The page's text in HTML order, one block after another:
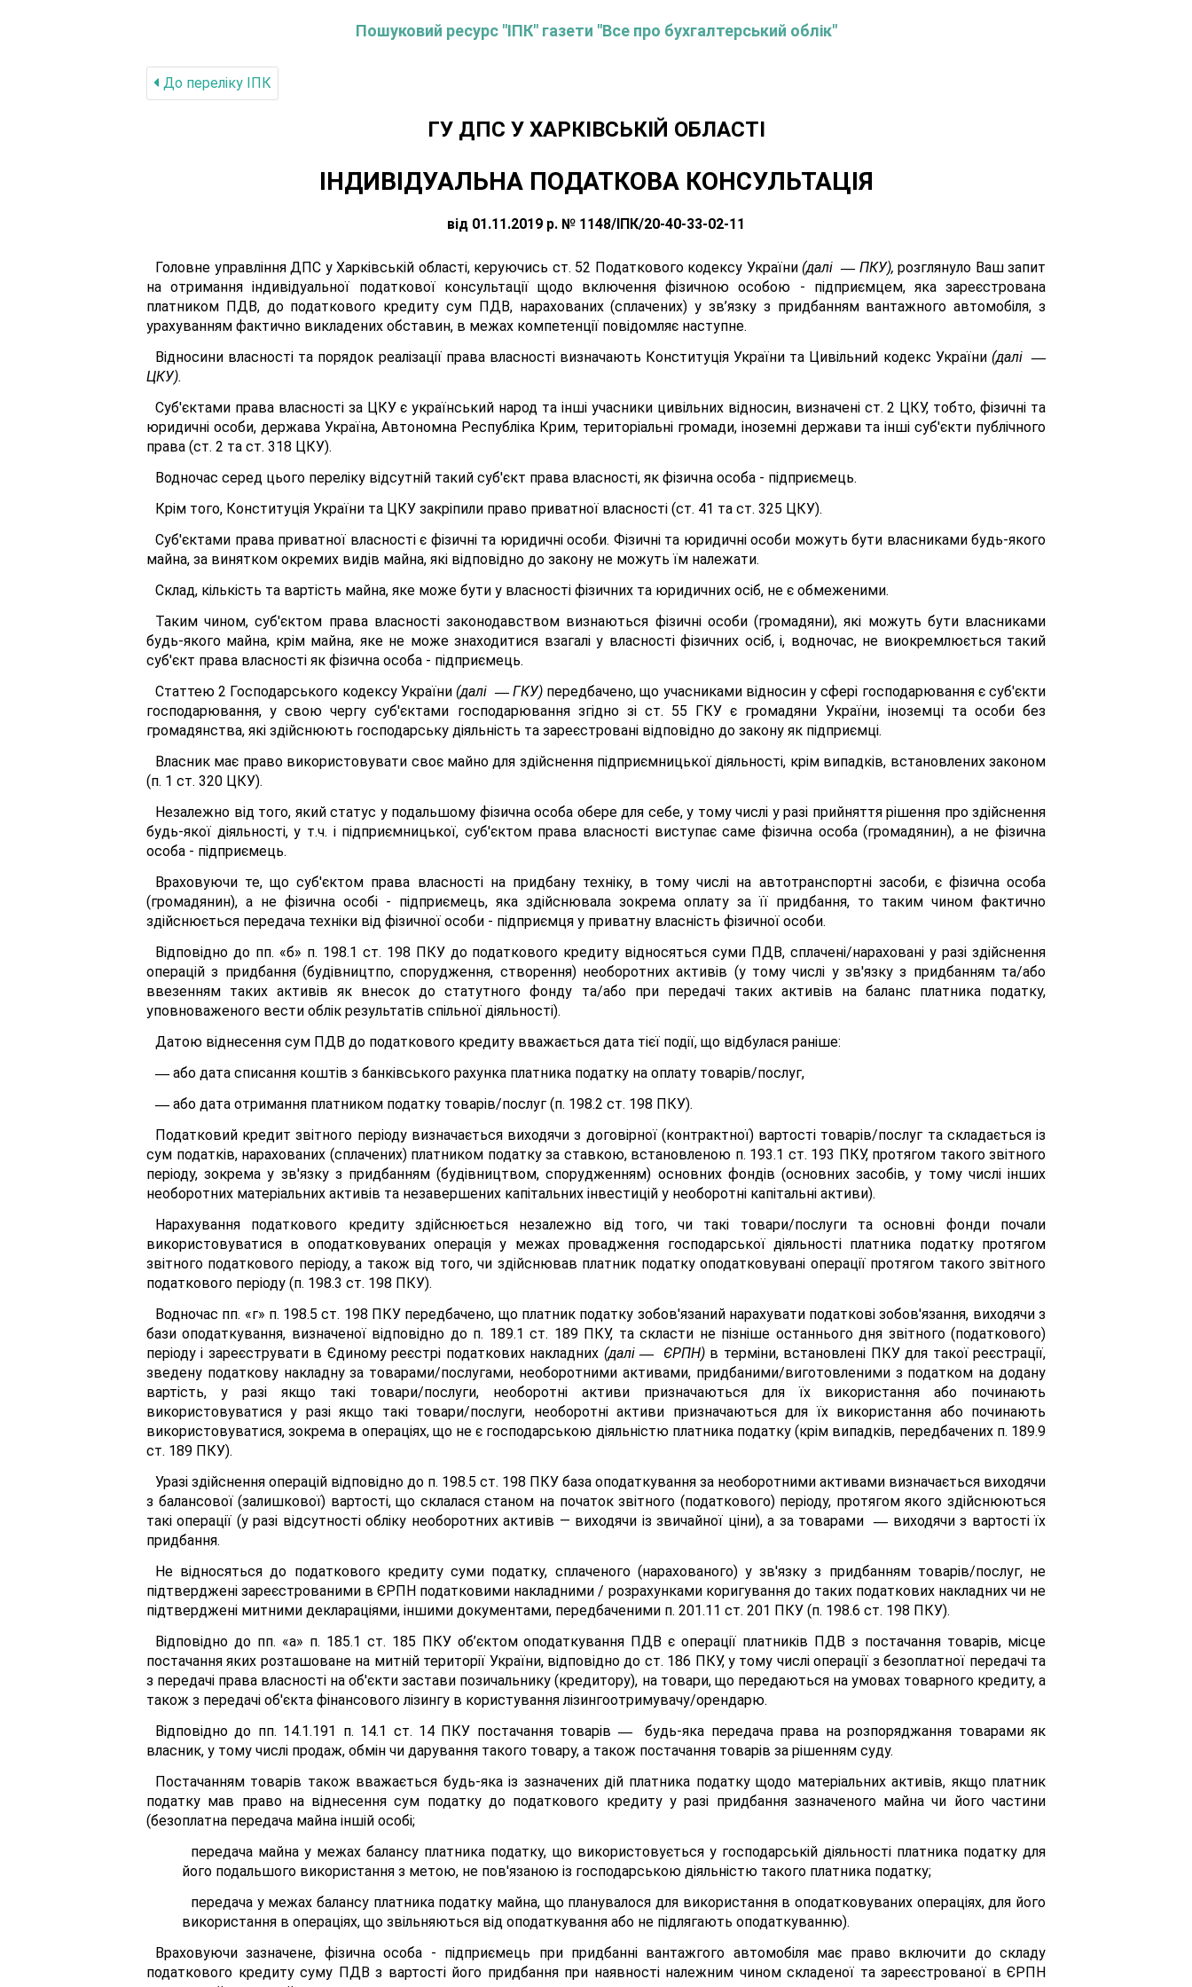
Пошуковий ресурс "ІПК" газети "Все про бухгалтерський облік"
До переліку IПК
ГУ ДПС У ХАРКІВСЬКІЙ ОБЛАСТІ
ІНДИВІДУАЛЬНА ПОДАТКОВА КОНСУЛЬТАЦІЯ
від 01.11.2019 р. № 1148/ІПК/20-40-33-02-11
Головне управління ДПС у Харківській області, керуючись ст. 52 Податкового кодексу України (далі — ПКУ), розглянуло Ваш запит
на отримання індивідуальної податкової консультації щодо включення фізичною особою - підприємцем, яка зареєстрована
платником ПДВ, до податкового кредиту сум ПДВ, нарахованих (сплачених) у зв’язку з придбанням вантажного автомобіля, з
урахуванням фактично викладених обставин, в межах компетенції повідомляє наступне.
Відносини власності та порядок реалізації права власності визначають Конституція України та Цивільний кодекс України(далі —
ЦКУ).
Суб'єктами права власності за ЦКУ є український народ та інші учасники цивільних відносин, визначені ст. 2 ЦКУ, тобто, фізичні та
юридичні особи, держава Україна, Автономна Республіка Крим, територіальні громади, іноземні держави та інші суб'єкти публічного
права (ст. 2 та ст. 318 ЦКУ).
Водночас серед цього переліку відсутній такий суб'єкт права власності, як фізична особа - підприємець.
Крім того, Конституція України та ЦКУ закріпили право приватної власності (ст. 41 та ст. 325 ЦКУ).
Суб'єктами права приватної власності є фізичні та юридичні особи. Фізичні та юридичні особи можуть бути власниками будь-якого
майна, за винятком окремих видів майна, які відповідно до закону не можуть їм належати.
Склад, кількість та вартість майна, яке може бути у власності фізичних та юридичних осіб, не є обмеженими.
Таким чином, суб'єктом права власності законодавством визнаються фізичні особи (громадяни), які можуть бути власниками
будь-якого майна, крім майна, яке не може знаходитися взагалі у власності фізичних осіб, і, водночас, не виокремлюється такий
суб'єкт права власності як фізична особа - підприємець.
Статтею 2 Господарського кодексу України(далі — ГКУ) передбачено, що учасниками відносин у сфері господарювання є суб'єкти
господарювання, у свою чергу суб'єктами господарювання згідно зі ст. 55 ГКУ є громадяни України, іноземці та особи без
громадянства, які здійснюють господарську діяльність та зареєстровані відповідно до закону як підприємці.
Власник має право використовувати своє майно для здійснення підприємницької діяльності, крім випадків, встановлених законом
(п. 1 ст. 320 ЦКУ).
Незалежно від того, який статус у подальшому фізична особа обере для себе, у тому числі у разі прийняття рішення про здійснення
будь-якої діяльності, у т.ч. і підприємницької, суб'єктом права власності виступає саме фізична особа (громадянин), а не фізична
особа - підприємець.
Враховуючи те, що суб'єктом права власності на придбану техніку, в тому числі на автотранспортні засоби, є фізична особа
(громадянин), а не фізична особі - підприємець, яка здійснювала зокрема оплату за її придбання, то таким чином фактично
здійснюється передача техніки від фізичної особи - підприємця у приватну власність фізичної особи.
Відповідно до пп. «б» п. 198.1 ст. 198 ПКУ до податкового кредиту відносяться суми ПДВ, сплачені/нараховані у разі здійснення
операцій з придбання (будівництпо, спорудження, створення) необоротних активів (у тому числі у зв'язку з придбанням та/або
ввезенням таких активів як внесок до статутного фонду та/або при передачі таких активів на баланс платника податку,
уповноваженого вести облік результатів спільної діяльності).
Датою віднесення сум ПДВ до податкового кредиту вважається дата тієї події, що відбулася раніше:
—або дата списання коштів з банківського рахунка платника податку на оплату товарів/послуг,
—або дата отримання платником податку товарів/послуг (п. 198.2 ст. 198 ПКУ).
Податковий кредит звітного періоду визначається виходячи з договірної (контрактної) вартості товарів/послуг та складається із
сум податків, нарахованих (сплачених) платником податку за ставкою, встановленою п. 193.1 ст. 193 ПКУ, протягом такого звітного
періоду, зокрема у зв'язку з придбанням (будівництвом, спорудженням) основних фондів (основних засобів, у тому числі інших
необоротних матеріальних активів та незавершених капітальних інвестицій у необоротні капітальні активи).
Нарахування податкового кредиту здійснюється незалежно від того, чи такі товари/послуги та основні фонди почали
використовуватися в оподатковуваних операція у межах провадження господарської діяльності платника податку протягом
звітного податкового періоду, а також від того, чи здійснював платник податку оподатковувані операції протягом такого звітного
податкового періоду (п. 198.3 ст. 198 ПКУ).
Водночас пп. «г» п. 198.5 ст. 198 ПКУ передбачено, що платник податку зобов'язаний нарахувати податкові зобов'язання, виходячи з
бази оподаткування, визначеної відповідно до п. 189.1 ст. 189 ПКУ, та скласти не пізніше останнього дня звітного (податкового)
періоду і зареєструвати в Єдиному реєстрі податкових накладних (далі— ЄРПН) в терміни, встановлені ПКУ для такої реєстрації,
зведену податкову накладну за товарами/послугами, необоротними активами, придбаними/виготовленими з податком на додану
вартість, у разі якщо такі товари/послуги, необоротні активи призначаються для їх використання або починають
використовуватися у разі якщо такі товари/послуги, необоротні активи призначаються для їх використання або починають
використовуватися, зокрема в операціях, що не є господарською діяльністю платника податку (крім випадків, передбачених п. 189.9
ст. 189 ПКУ).
Уразі здійснення операцій відповідно до п. 198.5 ст. 198 ПКУ база оподаткування за необоротними активами визначається виходячи
з балансової (залишкової) вартості, що склалася станом на початок звітного (податкового) періоду, протягом якого здійснюються
такі операції (у разі відсутності обліку необоротних активів — виходячи із звичайної ціни), а за товарами—виходячи з вартості їх
придбання.
Не відносяться до податкового кредиту суми податку, сплаченого (нарахованого) у зв'язку з придбанням товарів/послуг, не
підтверджені зареєстрованими в ЄРПН податковими накладними / розрахунками коригування до таких податкових накладних чи не
підтверджені митними деклараціями, іншими документами, передбаченими п. 201.11 ст. 201 ПКУ (п. 198.6 ст. 198 ПКУ).
Відповідно до пп. «а» п. 185.1 ст. 185 ПКУ об’єктом оподаткування ПДВ є операції платників ПДВ з постачання товарів, місце
постачання яких розташоване на митній території України, відповідно до ст. 186 ПКУ, у тому числі операції з безоплатної передачі та
з передачі права власності на об'єкти застави позичальнику (кредитору), на товари, що передаються на умовах товарного кредиту, а
також з передачі об'єкта фінансового лізингу в користування лізингоотримувачу/орендарю.
Відповідно до пп. 14.1.191 п. 14.1 ст. 14 ПКУ постачання товарів—будь-яка передача права на розпоряджання товарами як
власник, у тому числі продаж, обмін чи дарування такого товару, а також постачання товарів за рішенням суду.
Постачанням товарів також вважається будь-яка із зазначених дій платника податку щодо матеріальних активів, якщо платник
податку мав право на віднесення сум податку до податкового кредиту у разі придбання зазначеного майна чи його частини
(безоплатна передача майна іншій особі;
передача майна у межах балансу платника податку, що використовується у господарській діяльності платника податку для
його подальшого використання з метою, не пов'язаною із господарською діяльністю такого платника податку;
передача у межах балансу платника податку майна, що планувалося для використання в оподатковуваних операціях, для його
використання в операціях, що звільняються від оподаткування або не підлягають оподаткуванню).
Враховуючи зазначене, фізична особа - підприємець при придбанні вантажгого автомобіля має право включити до складу
податкового кредиту суму ПДВ з вартості його придбання при наявності належним чином складеної та зареєстрованої в ЄРПН